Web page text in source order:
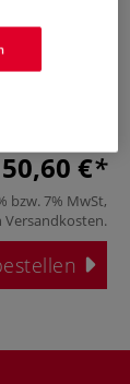
50,60 €
bzw. 7% MwSt,
Versandkosten.